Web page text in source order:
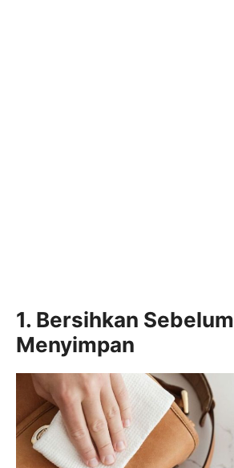
1. Bersihkan Sebelum
Menyimpan